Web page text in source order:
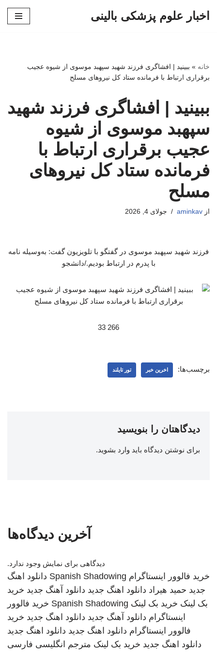
اخبار علوم پزشکی بالینی
خانه » ببینید | افشاگری فرزند شهید سپهبد موسوی از شیوه عجیب
برقراری ارتباط با فرمانده ستاد کل نیروهای مسلح
ببینید | افشاگری فرزند شهید
سپهبد موسوی از شیوه
عجیب برقراری ارتباط با
فرمانده ستاد کل نیروهای
مسلح
از aminkav جولای 4, 2026
فرزند شهید سپهبد موسوی در گفتگو با تلویزیون گفت: به‌وسیله نامه
با پدرم در ارتباط بودیم./دانشجو
266 33
برچسب‌ها: اخرین خبر تور تایلند
دیدگاهتان را بنویسید
برای نوشتن دیدگاه باید وارد بشوید.
آخرین دیدگاه‌ها
دیدگاهی برای نمایش وجود ندارد.
خرید فالوور اینستاگرام Spanish Shadowing دانلود اهنگ
جدید حمید هیراد دانلود اهنگ جدید دانلود آهنگ جدید خرید
بک لینک خرید بک لینک Spanish Shadowing خرید فالوور
اینستاگرام دانلود آهنگ جدید دانلود اهنگ جدید خرید
فالوور اینستاگرام دانلود اهنگ جدید دانلود اهنگ جدید
دانلود اهنگ جدید خرید بک لینک مترجم انگلیسی فارسی